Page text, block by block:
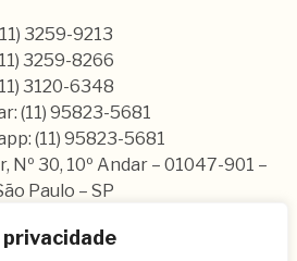
3259-9213
3259-8266
3120-6348
(11) 95823-5681
(11) 95823-5681
Nº 30, 10º Andar – 01047-901 –
Paulo – SP